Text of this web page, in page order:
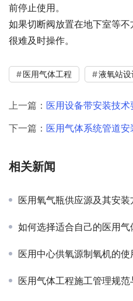
前停止使用。
如果切断阀放置在地下室等
很难及时操作。
医用气体工程 液氧站设
上一篇： 医用设备带安装技术
下一篇： 医用气体系统管道
相关新闻
医用氧气瓶供应源及其安装
如何选择适合自己的医用气
医用中心供氧源制氧机的使
医用气体工程施工管理规范